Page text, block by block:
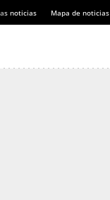
noticias Mapa de noticias